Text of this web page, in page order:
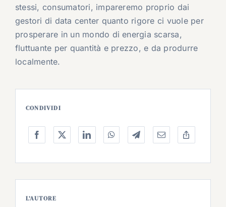
stessi, consumatori, impareremo proprio dai
gestori di data center quanto rigore ci vuole per
prosperare in un mondo di energia scarsa,
fluttuante per quantità e prezzo, e da produrre
localmente.
CONDIVIDI
L’AUTORE